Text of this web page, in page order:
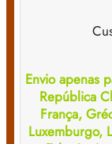
Envio apenas
República
França,
Luxemburgo,